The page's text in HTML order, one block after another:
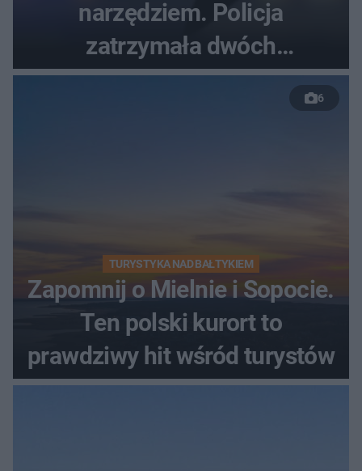
narzędziem. Policja
zatrzymała dwóch
nastolatków
6
TURYSTYKA NAD BAŁTYKIEM
Zapomnij o Mielnie i Sopocie.
Ten polski kurort to
prawdziwy hit wśród turystów